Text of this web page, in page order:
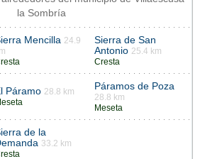
la Sombría
Mencilla 24.9
Sierra de San
Antonio 25.4 km
Cresta
Páramo 28.8 km
Páramos de Poza
28.8 km
Meseta
de la
33.2 km